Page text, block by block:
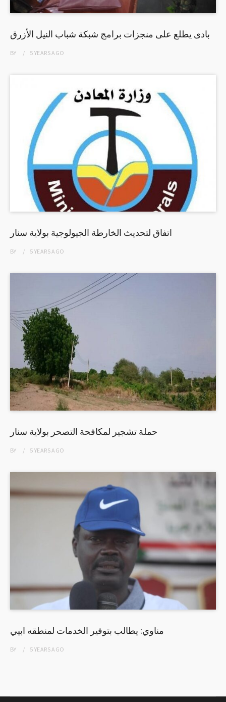
بادى يطلع على منجزات برامج شبكة شباب النيل الأزرق
BY 5 YEARSAGO
اتفاق لتحديث الخارطة الجيولوجية بولاية سنار
BY 5 YEARSAGO
حملة تشجير لمكافحة التصحر بولاية سنار
BY 5 YEARSAGO
مناوي: يطالب بتوفير الخدمات لمنطقه ابيي
BY 5 YEARSAGO